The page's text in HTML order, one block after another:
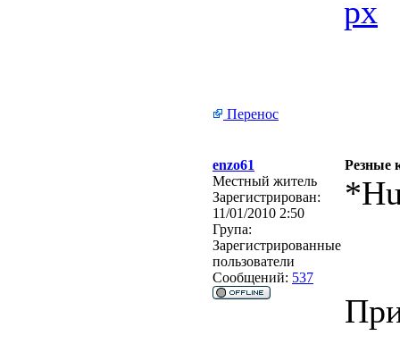
Перенос
enzo61
Резные
Местный житель
Зарегистрирован:
11/01/2010 2:50
Група:
Зарегистрированные
пользователи
Сообщений: 537